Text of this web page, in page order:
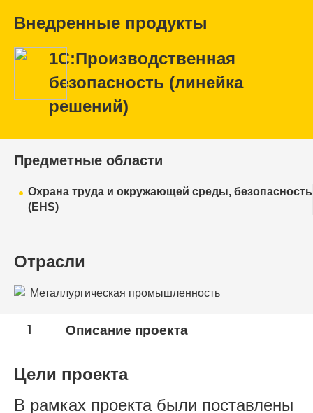
Внедренные продукты
1С:Производственная
безопасность (линейка
решений)
Предметные области
Охрана труда и окружающей среды, безопасность
(EHS)
Отрасли
Металлургическая промышленность
1 Описание проекта
Цели проекта
В рамках проекта были поставлены